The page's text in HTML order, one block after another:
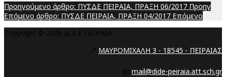
Προηγούμενο άρθρο: ΠΥΣΔΕ ΠΕΙΡΑΙΑ, ΠΡΑΞΗ 06/2017 Προηγ
Επόμενο άρθρο: ΠΥΣΔΕ ΠΕΙΡΑΙΑ, ΠΡΑΞΗ 04/2017 Επόμενο
Copyright © 2026 Δ.Δ.Ε ΠΕΙΡΑΙΑ
📍 ΜΑΥΡΟΜΙΧΑΛΗ 3 - 18545 - ΠΕΙΡΑΙΑΣ
📧 mail@dide-peiraia.att.sch.gr